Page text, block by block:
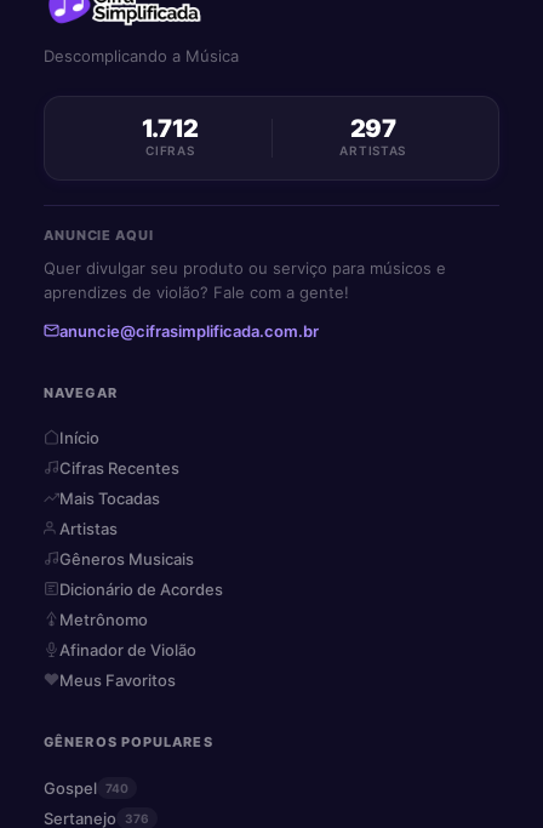
Descomplicando a Música
1.712
CIFRAS
297
ARTISTAS
ANUNCIE AQUI
Quer divulgar seu produto ou serviço para músicos e
aprendizes de violão? Fale com a gente!
anuncie@cifrasimplificada.com.br
NAVEGAR
Início
Cifras Recentes
Mais Tocadas
Artistas
Gêneros Musicais
Dicionário de Acordes
Metrônomo
Afinador de Violão
Meus Favoritos
GÊNEROS POPULARES
Gospel 740
Sertanejo 376